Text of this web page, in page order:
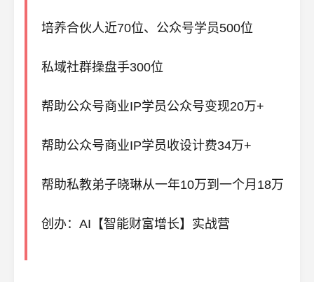
培养合伙人近70位、公众号学员500位
私域社群操盘手300位
帮助公众号商业IP学员公众号变现20万+
帮助公众号商业IP学员收设计费34万+
帮助私教弟子晓琳从一年10万到一个月18万
创办：AI【智能财富增长】实战营